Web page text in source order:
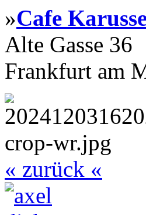
»Cafe
Alte Gasse 36
Frankfurt am
« zurück «